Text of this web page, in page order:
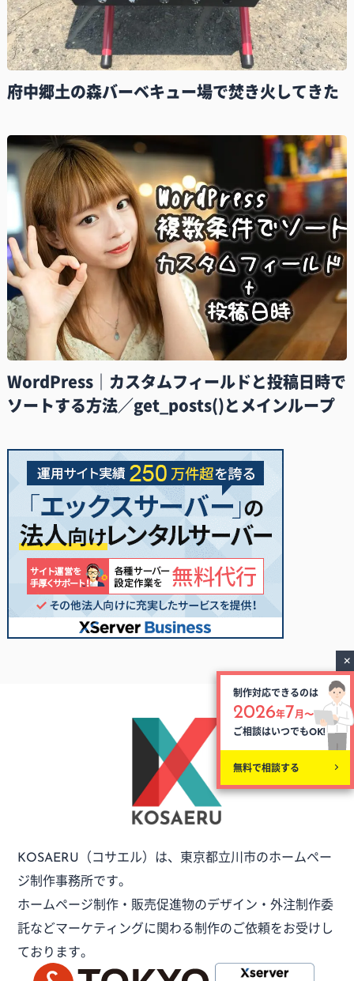
府中郷土の森バーベキュー場で焚き火してきた
WordPress｜カスタムフィールドと投稿日時で
ソートする方法／get_posts()とメインループ
KOSAERU （コサエル）は、 東京都立川市のホームペー
ジ制作事務所です。
ホームページ制作・販売促進物のデザイン・外注制作委
託などマーケティングに関わる制作のご依頼をお受けし
ております。
制作対応できるのは
2026年7月〜
ご相談はいつでもOK!
無料で相談する